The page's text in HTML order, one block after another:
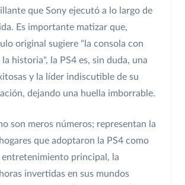
que Sony ejecutó a lo largo de
Es importante matizar que,
original sugiere "la consola con
historia", la PS4 es, sin duda, una
y la líder indiscutible de su
dejando una huella imborrable.
son meros números; representan la
que adoptaron la PS4 como
principal, la
invertidas en sus mundos